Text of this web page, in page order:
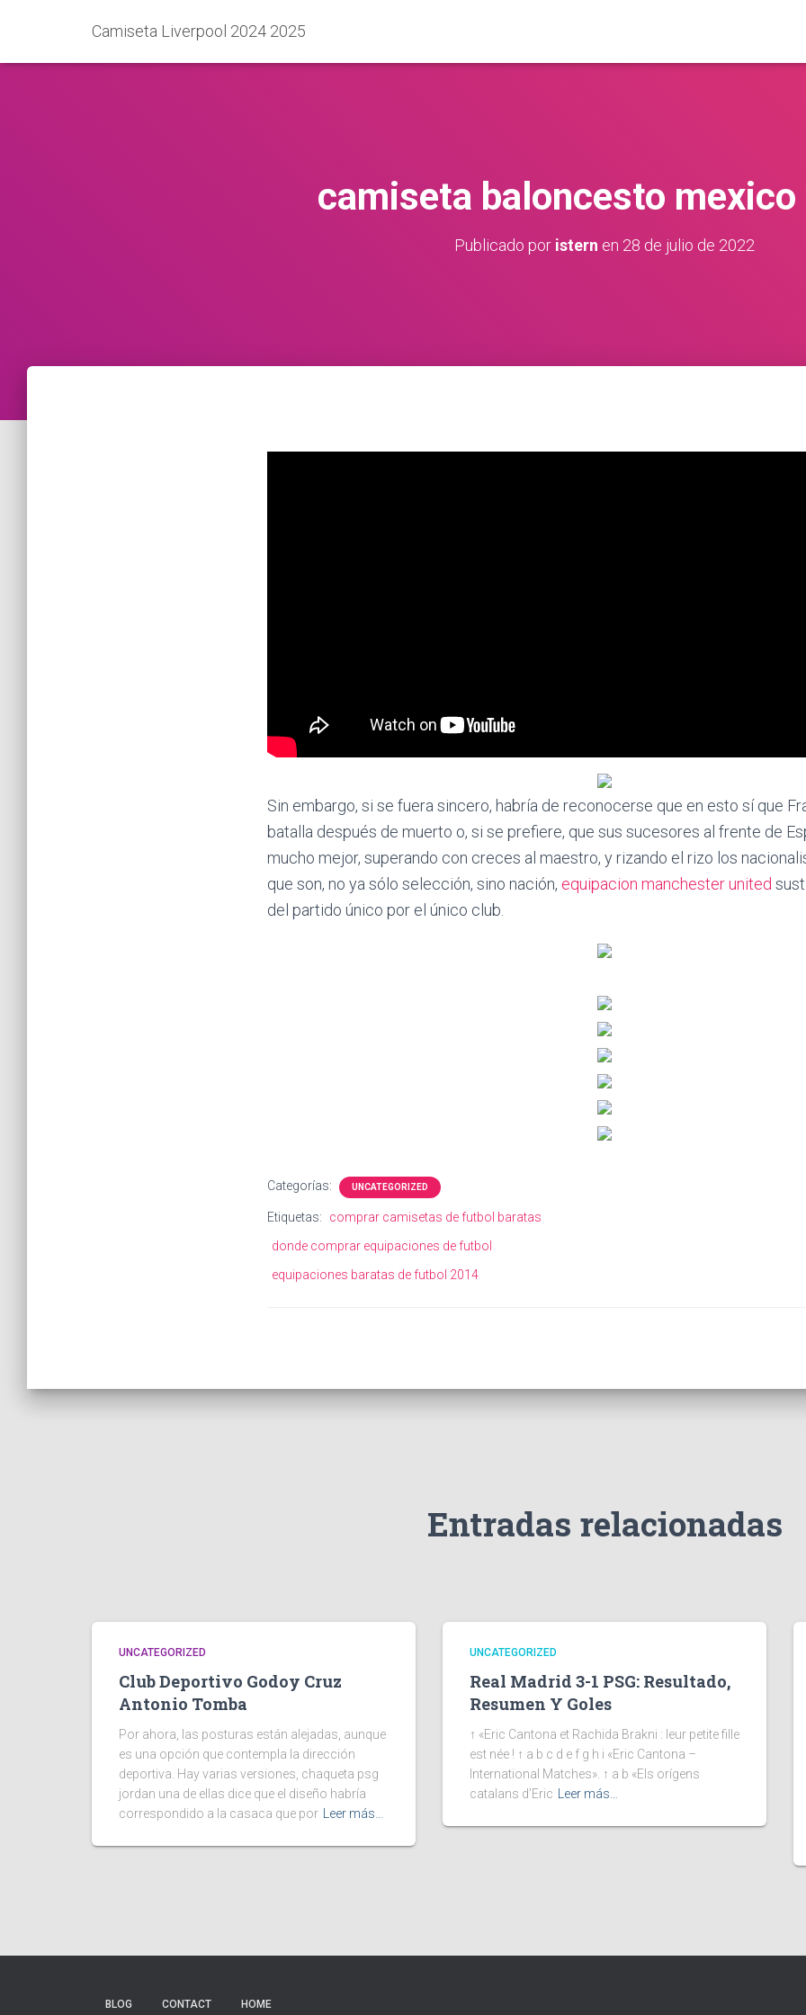
Camiseta Liverpool 2024 2025
camiseta baloncesto mexico
Publicado por istern en 28 de julio de 2022
Sin embargo, si se fuera sincero, habría de reconocerse que en esto sí que
batalla después de muerto o, si se prefiere, que sus sucesores al frente de
mucho mejor, superando con creces al maestro, y rizando el rizo los
que son, no ya sólo selección, sino nación, equipacion manchester united
del partido único por el único club.
Categorías: UNCATEGORIZED
Etiquetas:
comprar camisetas de futbol baratas
donde comprar equipaciones de futbol
equipaciones baratas de futbol 2014
Entradas relacionadas
UNCATEGORIZED
Club Deportivo Godoy Cruz
Antonio Tomba
Por ahora, las posturas están alejadas, aunque
es una opción que contempla la dirección
deportiva. Hay varias versiones, chaqueta psg
jordan una de ellas dice que el diseño habría
correspondido a la casaca que por
Leer más…
UNCATEGORIZED
Real Madrid 3-1 PSG: Resultado,
Resumen Y Goles
↑ «Eric Cantona et Rachida Brakni : leur petite fille
est née ! ↑ a b c d e f g h i «Eric Cantona –
International Matches». ↑ a b «Els orígens
catalans d’Eric
Leer más…
BLOG CONTACT HOME